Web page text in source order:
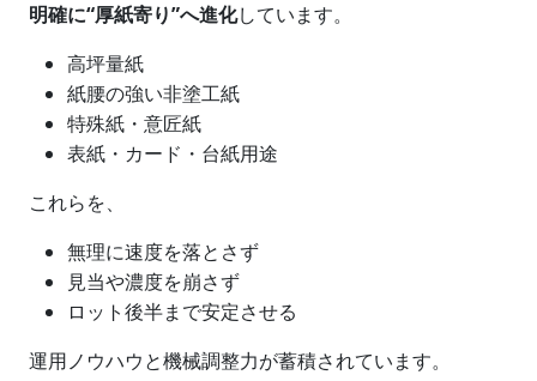
明確に“厚紙寄り”へ進化しています。
高坪量紙
紙腰の強い非塗工紙
特殊紙・意匠紙
表紙・カード・台紙用途
これらを、
無理に速度を落とさず
見当や濃度を崩さず
ロット後半まで安定させる
運用ノウハウと機械調整力が蓄積されています。